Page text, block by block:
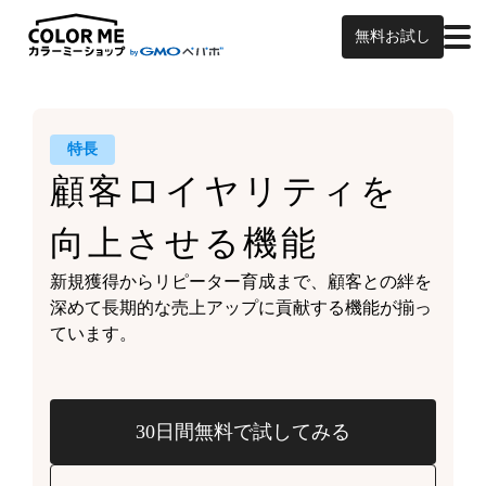
無料お試し
特長
顧客ロイヤリティを
向上させる機能
新規獲得からリピーター育成まで、 顧客との絆を
深めて長期的な売上アップに貢献する機能が揃っ
ています。
30日間無料で試してみる